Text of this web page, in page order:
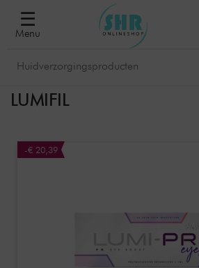
☰
Menu
LUMIFIL
-€ 20,39